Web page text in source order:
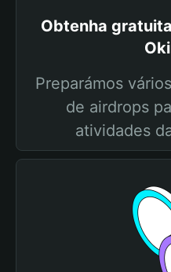
Obtenha
Preparámos
de airdrops
atividades